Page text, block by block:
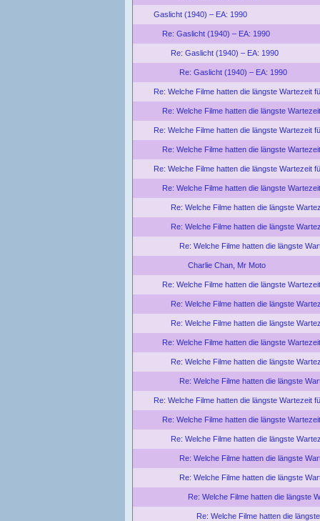
Gaslicht (1940) – EA: 1990
Re: Gaslicht (1940) – EA: 1990
Re: Gaslicht (1940) – EA: 1990
Re: Gaslicht (1940) – EA: 1990
Re: Welche Filme hatten die längste Wartezeit
Re: Welche Filme hatten die längste
Re: Welche Filme hatten die längste Wartezeit
Re: Welche Filme hatten die längste
Re: Welche Filme hatten die längste Wartezeit
Re: Welche Filme hatten die längste
Re: Welche Filme hatten die längste
Re: Welche Filme hatten die längste
Re: Welche Filme hatten die längste
Charlie Chan, Mr Moto
Re: Welche Filme hatten die längste
Re: Welche Filme hatten die längste
Re: Welche Filme hatten die längste
Re: Welche Filme hatten die längste
Re: Welche Filme hatten die längste
Re: Welche Filme hatten die längste
Re: Welche Filme hatten die längste Wartezeit
Re: Welche Filme hatten die längste
Re: Welche Filme hatten die längste
Re: Welche Filme hatten die längste
Re: Welche Filme hatten die längste
Re: Welche Filme hatten die längste
Re: Welche Filme hatten die